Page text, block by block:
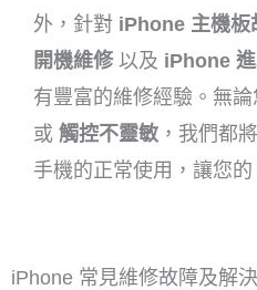
外，針對 iPhone 主機板
開機維修以及 iPhone
有豐富的維修經驗。無論
或 觸控不靈敏 ，我們都
手機的正常使用，讓您的
iPhone 常見維修故障及解